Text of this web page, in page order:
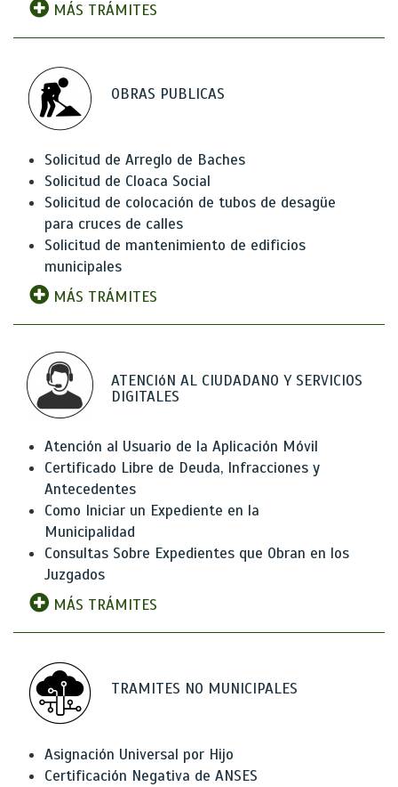
MÁS TRÁMITES
OBRAS PUBLICAS
Solicitud de Arreglo de Baches
Solicitud de Cloaca Social
Solicitud de colocación de tubos de desagüe
para cruces de calles
Solicitud de mantenimiento de edificios
municipales
MÁS TRÁMITES
ATENCIóN AL CIUDADANO Y SERVICIOS
DIGITALES
Atención al Usuario de la Aplicación Móvil
Certificado Libre de Deuda, Infracciones y
Antecedentes
Como Iniciar un Expediente en la
Municipalidad
Consultas Sobre Expedientes que Obran en los
Juzgados
MÁS TRÁMITES
TRAMITES NO MUNICIPALES
Asignación Universal por Hijo
Certificación Negativa de ANSES